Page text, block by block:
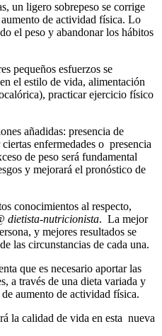
un ligero sobrepeso se corrige
de actividad física. Lo
el peso y abandonar los hábitos
pequeños esfuerzos se
el estilo de vida, alimentación
practicar ejercicio físico
añadidas: presencia de
enfermedades o presencia
de peso será fundamental
y mejorará el pronóstico de
conocimientos al respecto,
dietista-nutricionista. La mejor
y mejores resultados se
las circunstancias de cada una.
que es necesario aportar las
a través de una dieta variada y
aumento de actividad física.
la calidad de vida en esta nueva